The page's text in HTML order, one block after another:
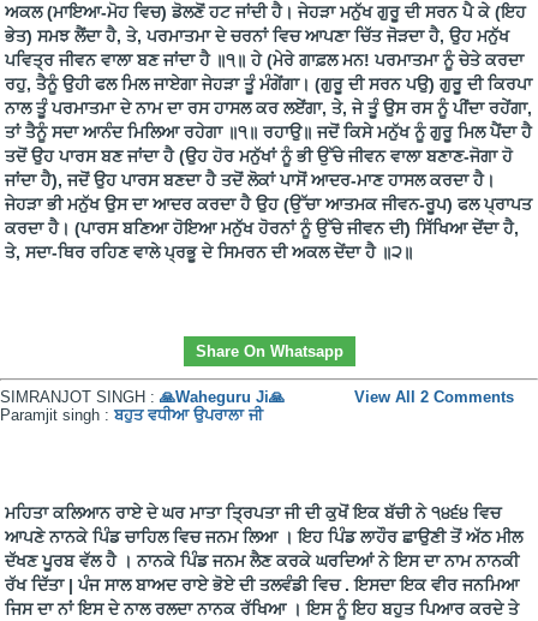
ਅਕਲ (ਮਾਇਆ-ਮੋਹ ਵਿਚ) ਡੋਲਣੋਂ ਹਟ ਜਾਂਦੀ ਹੈ। ਜੇਹੜਾ ਮਨੁੱਖ ਗੁਰੂ ਦੀ ਸਰਨ ਪੈ ਕੇ (ਇਹ
ਭੇਤ) ਸਮਝ ਲੈਂਦਾ ਹੈ, ਤੇ, ਪਰਮਾਤਮਾ ਦੇ ਚਰਨਾਂ ਵਿਚ ਆਪਣਾ ਚਿੱਤ ਜੋੜਦਾ ਹੈ, ਉਹ ਮਨੁੱਖ
ਪਵਿਤ੍ਰ ਜੀਵਨ ਵਾਲਾ ਬਣ ਜਾਂਦਾ ਹੈ ॥੧॥ ਹੇ (ਮੇਰੇ ਗਾਫ਼ਲ ਮਨ! ਪਰਮਾਤਮਾ ਨੂੰ ਚੇਤੇ ਕਰਦਾ
ਰਹੁ, ਤੈਨੂੰ ਉਹੀ ਫਲ ਮਿਲ ਜਾਏਗਾ ਜੇਹੜਾ ਤੂੰ ਮੰਗੇਂਗਾ। (ਗੁਰੂ ਦੀ ਸਰਨ ਪਉ) ਗੁਰੂ ਦੀ ਕਿਰਪਾ
ਨਾਲ ਤੂੰ ਪਰਮਾਤਮਾ ਦੇ ਨਾਮ ਦਾ ਰਸ ਹਾਸਲ ਕਰ ਲਏਂਗਾ, ਤੇ, ਜੇ ਤੂੰ ਉਸ ਰਸ ਨੂੰ ਪੀਂਦਾ ਰਹੇਂਗਾ,
ਤਾਂ ਤੈਨੂੰ ਸਦਾ ਆਨੰਦ ਮਿਲਿਆ ਰਹੇਗਾ ॥੧॥ ਰਹਾਉ॥ ਜਦੋਂ ਕਿਸੇ ਮਨੁੱਖ ਨੂੰ ਗੁਰੂ ਮਿਲ ਪੈਂਦਾ ਹੈ
ਤਦੋਂ ਉਹ ਪਾਰਸ ਬਣ ਜਾਂਦਾ ਹੈ (ਉਹ ਹੋਰ ਮਨੁੱਖਾਂ ਨੂੰ ਭੀ ਉੱਚੇ ਜੀਵਨ ਵਾਲਾ ਬਣਾਣ-ਜੋਗਾ ਹੋ
ਜਾਂਦਾ ਹੈ), ਜਦੋਂ ਉਹ ਪਾਰਸ ਬਣਦਾ ਹੈ ਤਦੋਂ ਲੋਕਾਂ ਪਾਸੋਂ ਆਦਰ-ਮਾਣ ਹਾਸਲ ਕਰਦਾ ਹੈ।
ਜੇਹੜਾ ਭੀ ਮਨੁੱਖ ਉਸ ਦਾ ਆਦਰ ਕਰਦਾ ਹੈ ਉਹ (ਉੱਚਾ ਆਤਮਕ ਜੀਵਨ-ਰੂਪ) ਫਲ ਪ੍ਰਾਪਤ
ਕਰਦਾ ਹੈ। (ਪਾਰਸ ਬਣਿਆ ਹੋਇਆ ਮਨੁੱਖ ਹੋਰਨਾਂ ਨੂੰ ਉੱਚੇ ਜੀਵਨ ਦੀ) ਸਿੱਖਿਆ ਦੇਂਦਾ ਹੈ,
ਤੇ, ਸਦਾ-ਥਿਰ ਰਹਿਣ ਵਾਲੇ ਪ੍ਰਭੂ ਦੇ ਸਿਮਰਨ ਦੀ ਅਕਲ ਦੇਂਦਾ ਹੈ ॥੨॥
Share On Whatsapp
View All 2 Comments
SIMRANJOT SINGH : 🙏Waheguru Ji🙏
Paramjit singh : ਬਹੁਤ ਵਧੀਆ ਉਪਰਾਲਾ ਜੀ
ਮਹਿਤਾ ਕਲਿਆਨ ਰਾਏ ਦੇ ਘਰ ਮਾਤਾ ਤ੍ਰਿਪਤਾ ਜੀ ਦੀ ਕੁਖੋਂ ਇਕ ਬੱਚੀ ਨੇ ੧੪੬੪ ਵਿਚ
ਆਪਣੇ ਨਾਨਕੇ ਪਿੰਡ ਚਾਹਿਲ ਵਿਚ ਜਨਮ ਲਿਆ । ਇਹ ਪਿੰਡ ਲਾਹੌਰ ਛਾਉਣੀ ਤੋਂ ਅੱਠ ਮੀਲ
ਦੱਖਣ ਪੂਰਬ ਵੱਲ ਹੈ । ਨਾਨਕੇ ਪਿੰਡ ਜਨਮ ਲੈਣ ਕਰਕੇ ਘਰਦਿਆਂ ਨੇ ਇਸ ਦਾ ਨਾਮ ਨਾਨਕੀ
ਰੱਖ ਦਿੱਤਾ | ਪੰਜ ਸਾਲ ਬਾਅਦ ਰਾਏ ਭੋਏ ਦੀ ਤਲਵੰਡੀ ਵਿਚ . ਇਸਦਾ ਇਕ ਵੀਰ ਜਨਮਿਆ
ਜਿਸ ਦਾ ਨਾਂ ਇਸ ਦੇ ਨਾਲ ਰਲਦਾ ਨਾਨਕ ਰੱਖਿਆ । ਇਸ ਨੂੰ ਇਹ ਬਹੁਤ ਪਿਆਰ ਕਰਦੇ ਤੇ